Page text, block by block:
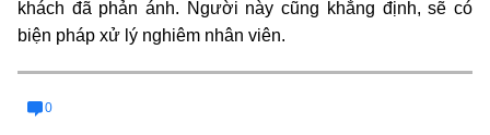
khách đã phản ánh. Người này cũng khẳng định, sẽ có
biện pháp xử lý nghiêm nhân viên.
0